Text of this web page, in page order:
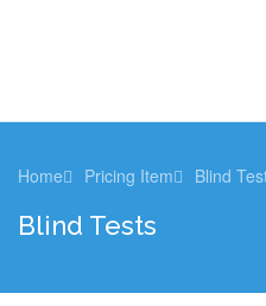
Home Pricing Item Blind
Blind Tests